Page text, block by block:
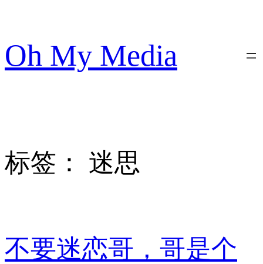
内
容
Oh My Media
标签： 迷思
不要迷恋哥，哥是个